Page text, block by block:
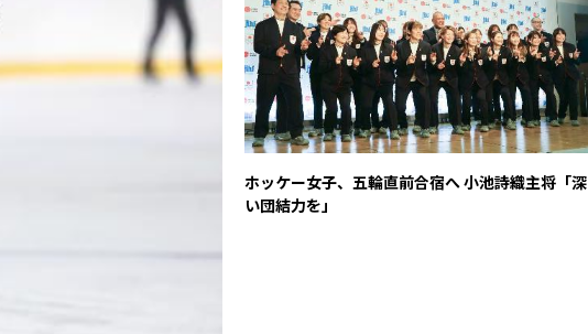
ホッケー女子、五輪直前合宿へ 小池詩織主将「深
い団結力を」